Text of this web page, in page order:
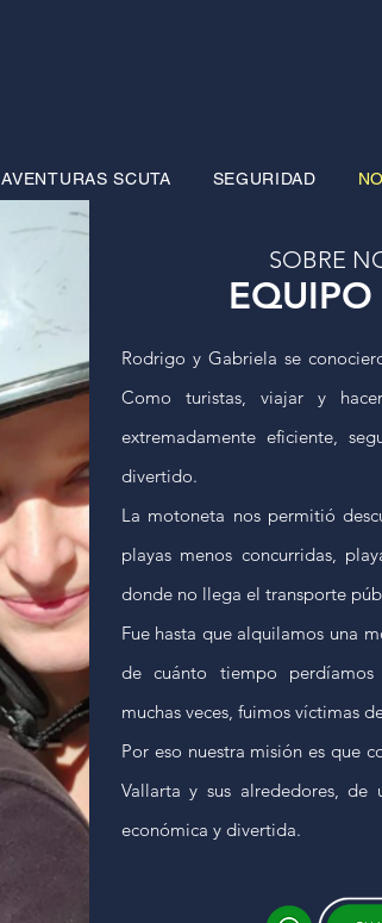
AVENTURAS SCUTA SEGURIDAD
SOBRE
Rodrigo y Gabriela se
Como turistas, viajar y
extremadamente eficiente,
divertido.
La motoneta nos permitió
playas menos concurridas,
donde no llega el transporte
Fue hasta que alquilamos una
de cuánto tiempo
muchas veces, fuimos víctimas
Por eso nuestra misión es que
Vallarta y sus alrededores, de
económica y divertida.